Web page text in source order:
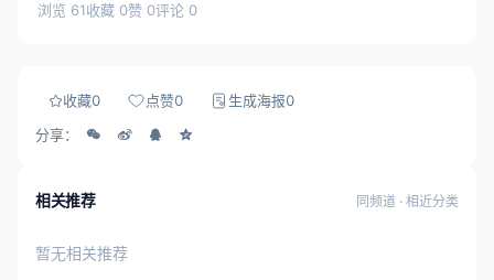
浏览 61收藏 0赞 0评论 0
收藏0 点赞0 生成海报0
分享：
相关推荐 同频道 · 相近分类
暂无相关推荐